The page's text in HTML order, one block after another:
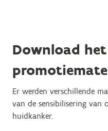
Download het
Er werden verschillende
van de sensibilisering van
huidkanker.